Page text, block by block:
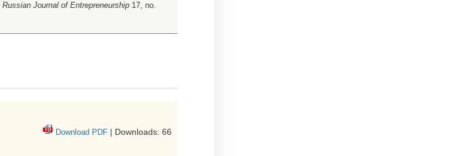
Russian Journal of Entrepreneurship 17, no.
Download PDF | Downloads: 66